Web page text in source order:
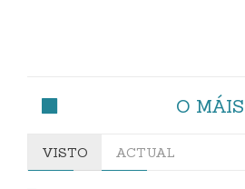
O MÁIS
VISTO ACTUAL